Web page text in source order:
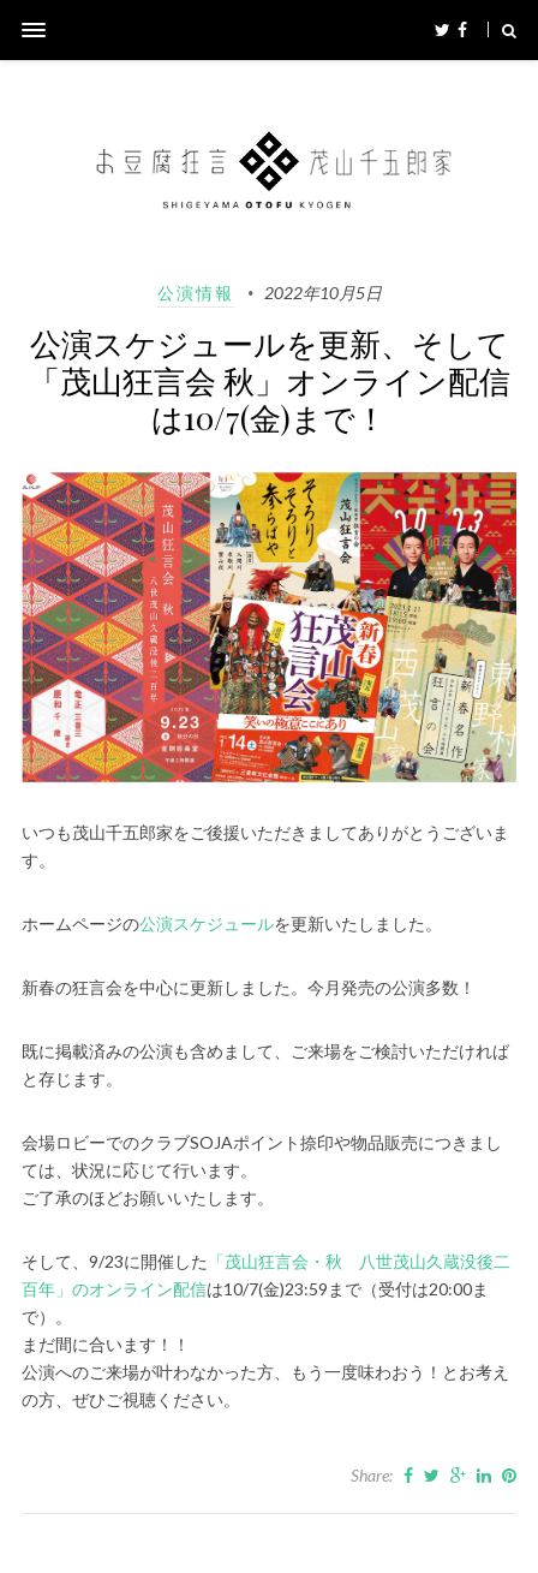
公演情報 2022年10月5日
公演スケジュールを更新、そして
「茂山狂言会 秋」オンライン配信
は10/7(金)まで！
いつも茂山千五郎家をご後援いただきましてありがとうございま
す。
ホームページの公演スケジュールを更新いたしました。
新春の狂言会を中心に更新しました。今月発売の公演多数！
既に掲載済みの公演も含めまして、ご来場をご検討いただければ
と存じます。
会場ロビーでのクラブSOJAポイント捺印や物品販売につきまし
ては、状況に応じて行います。
ご了承のほどお願いいたします。
そして、9/23に開催した 「茂山狂言会・秋 八世茂山久蔵没後二
百年」のオンライン配信は10/7(金)23:59まで（受付は20:00ま
で）。
まだ間に合います！！
公演へのご来場が叶わなかった方、もう一度味わおう！とお考え
の方、ぜひご視聴ください。
Share: